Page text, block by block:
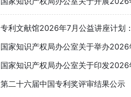
专利文献馆2026年7月公益讲座计划
国家知识产权局办公室关于举办
国家知识产权局办公室关于印发
第二十六届中国专利奖评审结果公示